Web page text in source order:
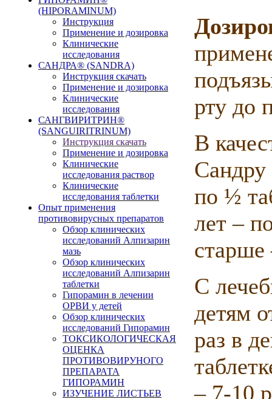
(HIPORAMINUM)
Инструкция
Применение и дозировка
Клинические
исследования
САНДРА® (SANDRA)
Инструкция скачать
Применение и дозировка
Клинические
исследования
САНГВИРИТРИН®
(SANGUIRITRINUM)
Инструкция скачать
Применение и дозировка
Клинические
исследования раствор
Клинические
исследования таблетки
Опыт применения
противовирусных препаратов
Обзор клинических
исследований Алпизарин
мазь
Обзор клинических
исследований Алпизарин
таблетки
Гипорамин в лечении
ОРВИ у детей
Обзор клинических
исследований Гипорамин
ТОКСИКОЛОГИЧЕСКАЯ
ОЦЕНКА
ПРОТИВОВИРУНОГО
ПРЕПАРАТА
ГИПОРАМИН
ИЗУЧЕНИЕ ЛИСТЬЕВ
рту до
В
Сандру
по ½
лет –
старше
С
детям
раз в
– 7-10